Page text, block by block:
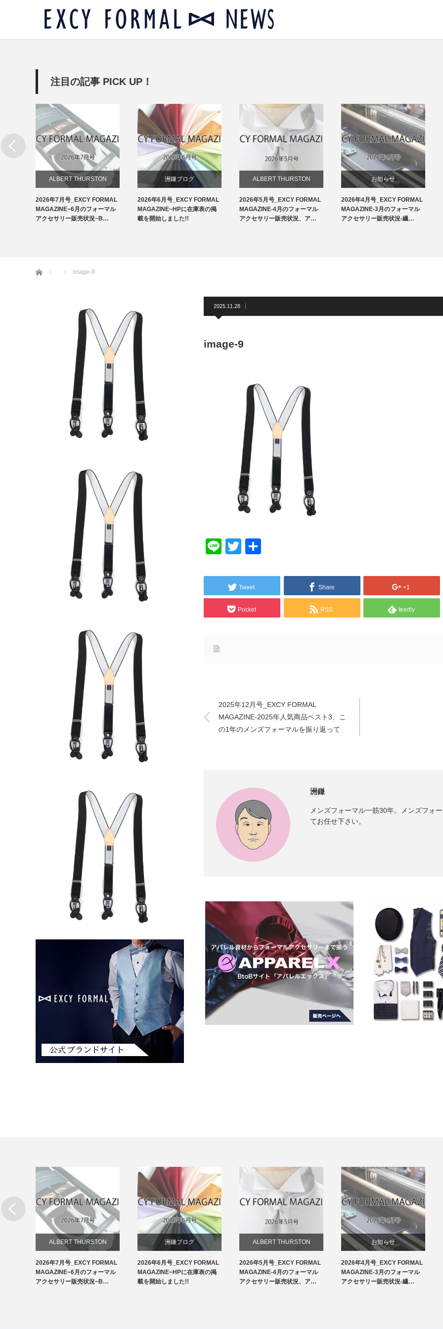
注目の記事 PICK UP！
ALBERT THURSTON
お知らせ
2026年7月号_EXCY FORMAL
MAGAZINE~6月のフォーマル
アクセサリー販売状況~B…
洲鎌ブログ
2026年6月号_EXCY FORMAL
MAGAZINE~HPに在庫表の掲
載を開始しました!!
ALBERT THURSTON
お知らせ
洲鎌ブログ
2026年5月号_EXCY FORMAL
MAGAZINE-4月のフォーマル
アクセサリー販売状況、ア…
お知らせ
チーフ
2026年4月号_EXCY FORMAL
MAGAZINE-3月のフォーマル
アクセサリー販売状況-繊…
ホーム image-9
2025.11.28
image-9
LineTwitter
Tweet Share +1
Pocket RSS feedly
2025年12月号_EXCY FORMAL
MAGAZINE-2025年人気商品ベスト3、こ
の1年のメンズフォーマルを振り返って
洲鎌
メンズフォーマル一筋30年。メンズフォ
てお任せ下さい。
ALBERT THURSTON
お知らせ
2026年7月号_EXCY FORMAL
MAGAZINE~6月のフォーマル
アクセサリー販売状況~B…
洲鎌ブログ
2026年6月号_EXCY FORMAL
MAGAZINE~HPに在庫表の掲
載を開始しました!!
ALBERT THURSTON
お知らせ
2026年5月号_EXCY FORMAL
MAGAZINE-4月のフォーマル
アクセサリー販売状況、ア…
お知らせ
チーフ
2026年4月号_EXCY FORMAL
MAGAZINE-3月のフォーマル
アクセサリー販売状況-繊…